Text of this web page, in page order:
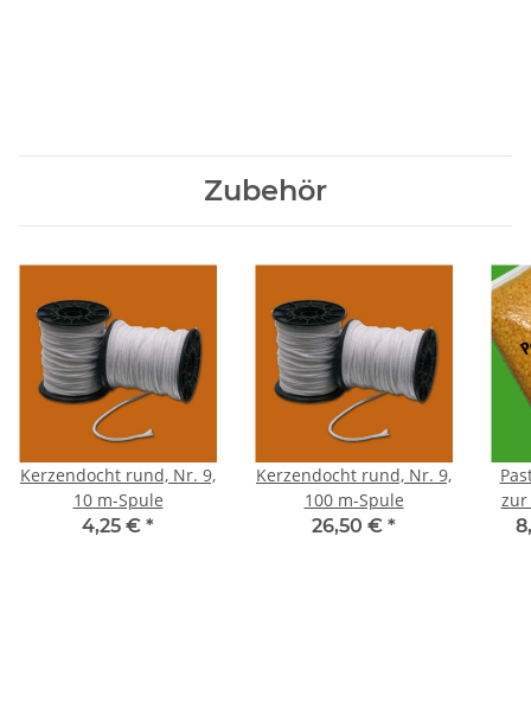
Zubehör
Kerzendocht rund, Nr. 9,
10 m-Spule
4,25 € *
Kerzendocht rund, Nr. 9,
100 m-Spule
26,50 € *
zur